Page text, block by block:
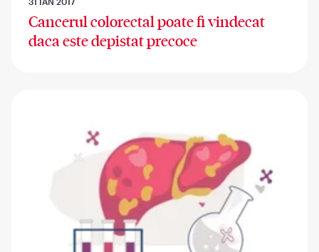
Cancerul colorectal poate fi vindecat
daca este depistat precoce